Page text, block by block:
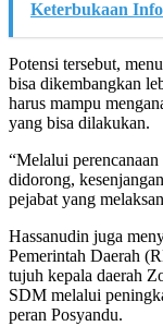
Keterbukaan
Potensi tersebut,
bisa dikembangkan
harus mampu
yang bisa dilakukan.
“Melalui
didorong,
pejabat yang
Hassanudin juga
Pemerintah Daerah
tujuh kepala daerah
SDM melalui
peran Posyandu.